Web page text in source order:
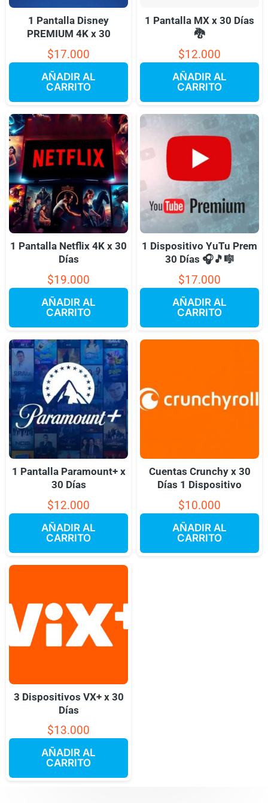
1 Pantalla Disney
PREMIUM 4K x 30
$17.000
AÑADIR AL
CARRITO
1 Pantalla MX x 30 Días
🐉
$12.000
AÑADIR AL
CARRITO
1 Pantalla Netflix 4K x 30
Días
$19.000
AÑADIR AL
CARRITO
1 Dispositivo YuTu Prem
30 Días 🎧🎵🎼
$17.000
AÑADIR AL
CARRITO
1 Pantalla Paramount+ x
30 Días
$12.000
AÑADIR AL
CARRITO
Cuentas Crunchy x 30
Días 1 Dispositivo
$10.000
AÑADIR AL
CARRITO
3 Dispositivos VX+ x 30
Días
$13.000
AÑADIR AL
CARRITO